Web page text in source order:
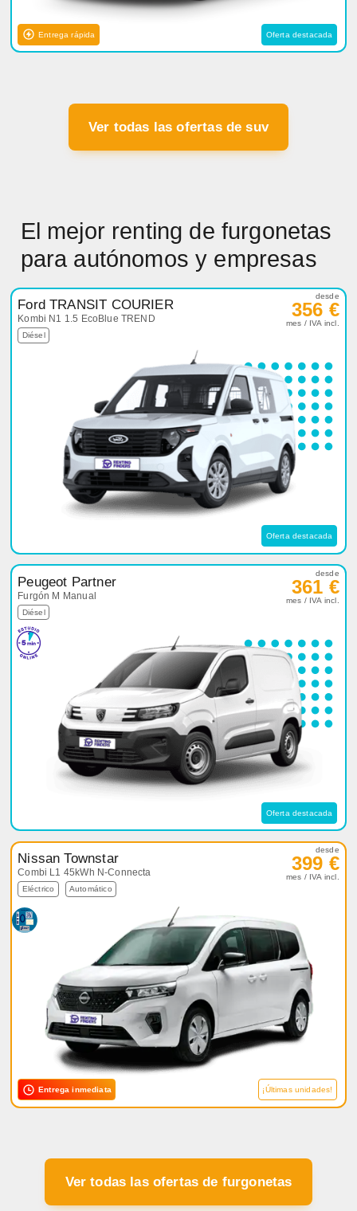
Entrega rápida Oferta destacada
Ver todas las ofertas de suv
El mejor renting de furgonetas
para autónomos y empresas
Ford TRANSIT COURIER
Kombi N1 1.5 EcoBlue TREND
Diésel
desde
356 €
mes / IVA incl.
Oferta destacada
Peugeot Partner
Furgón M Manual
Diésel
desde
361 €
mes / IVA incl.
Oferta destacada
Nissan Townstar
Combi L1 45kWh N-Connecta
Eléctrico Automático
desde
399 €
mes / IVA incl.
Entrega inmediata ¡Últimas unidades!
Ver todas las ofertas de furgonetas